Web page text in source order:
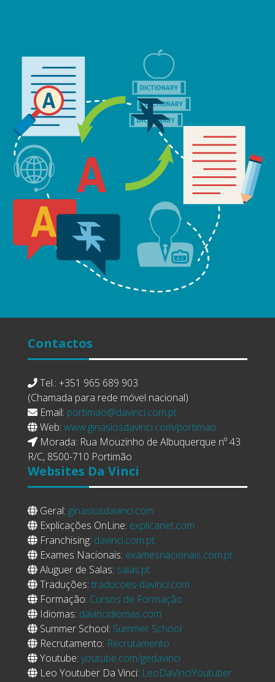
Contactos
Tel.: +351 965 689 903
(Chamada para rede móvel nacional)
Email: portimao@davinci.com.pt
Web: www.ginasiosdavinci.com/portimao
Morada: Rua Mouzinho de Albuquerque nº 43
R/C, 8500-710 Portimão
Websites Da Vinci
Geral: ginasiosdavinci.com
Explicações OnLine: explicanet.com
Franchising: davinci.com.pt
Exames Nacionais: examesnacionais.com.pt
Aluguer de Salas: salas.pt
Traduções: traducoes-davinci.com
Formação: Cursos de Formação
Idiomas: davincidiomas.com
Summer School: Summer School
Recrutamento: Recrutamento
Youtube: youtube.com/gedavinci
Leo Youtuber Da Vinci: LeoDaVinciYoutuber